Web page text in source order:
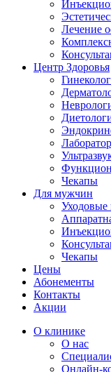
Лечение
Центр Здоровья
Чекапы
Для мужчин
Уходовые
Чекапы
Цены
Абонементы
Контакты
Акции
О клинике
О нас
Онлайн-